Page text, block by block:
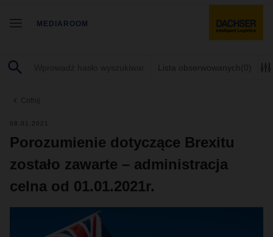
MEDIAROOM
Lista obserwowanych (0)
Cofnij
08.01.2021
Porozumienie dotyczące Brexitu
zostało zawarte – administracja
celna od 01.01.2021r.